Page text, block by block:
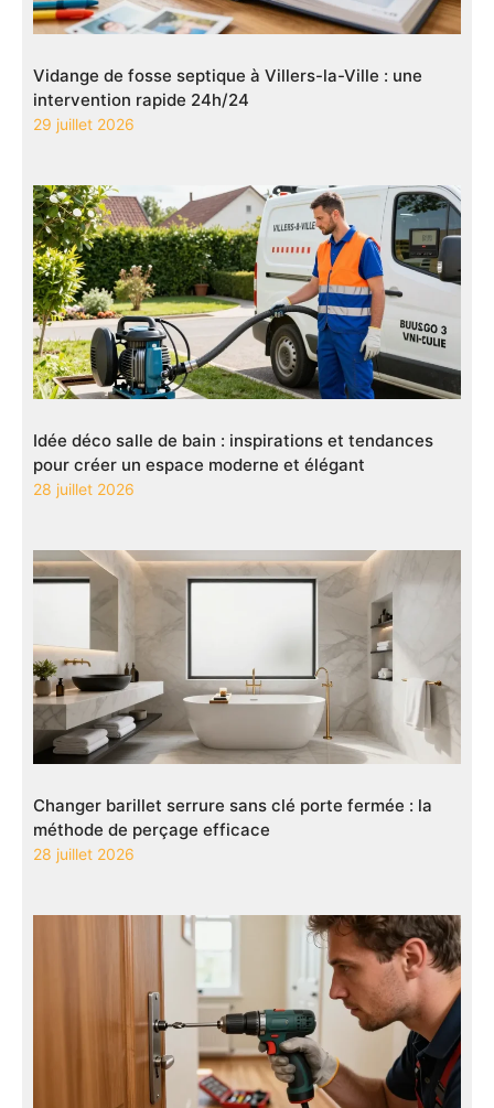
Vidange de fosse septique à Villers-la-Ville : une
intervention rapide 24h/24
29 juillet 2026
Idée déco salle de bain : inspirations et tendances
pour créer un espace moderne et élégant
28 juillet 2026
Changer barillet serrure sans clé porte fermée : la
méthode de perçage efficace
28 juillet 2026